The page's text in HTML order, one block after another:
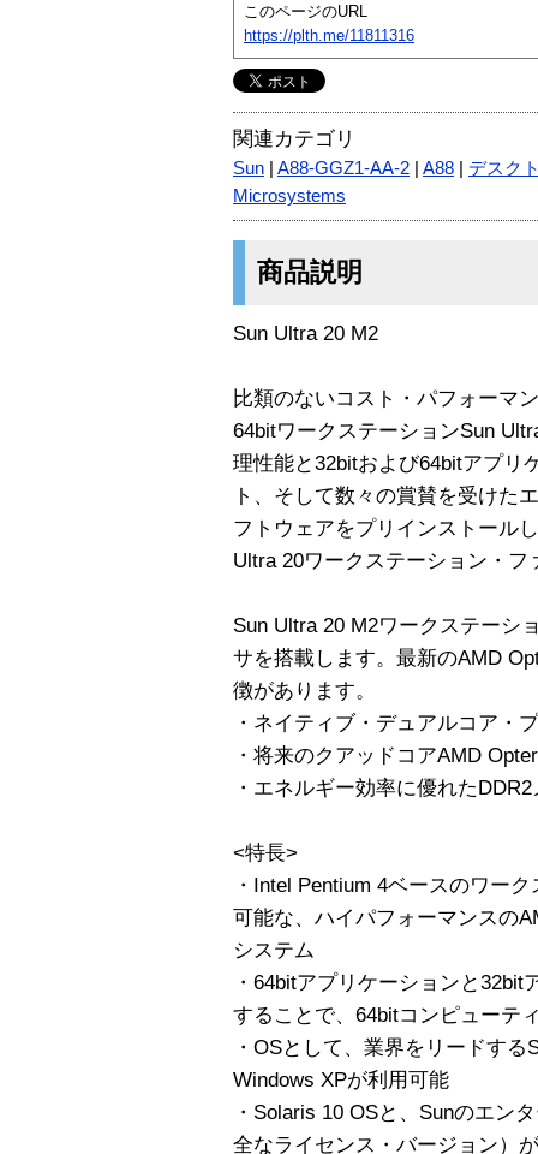
このページのURL
https://plth.me/11811316
関連カテゴリ
Sun A88-GGZ1-AA-2 A88
デスク
Microsystems
商品説明
Sun Ultra 20 M2
比類のないコスト・パフォーマ
64bitワークステーションSun
理性能と32bitおよび64bitアプリ
ト、そして数々の賞賛を受けた
フトウェアをプリインストール
Ultra 20ワークステーション・フ
Sun Ultra 20 M2ワークステーシ
サを搭載します。最新のAMD
徴があります。
・ネイティブ・デュアルコア・
・将来のクアッドコアAMD
・エネルギー効率に優れた
<特長>
・Intel Pentium 4ベースのワー
可能な、ハイパフォーマンスの
システム
・64bitアプリケーションと
することで、64bitコンピューテ
・OSとして、業界をリードす
Windows XPが利用可能
・Solaris 10 OSと、Sunのエン
全なライセンス・バージョン）